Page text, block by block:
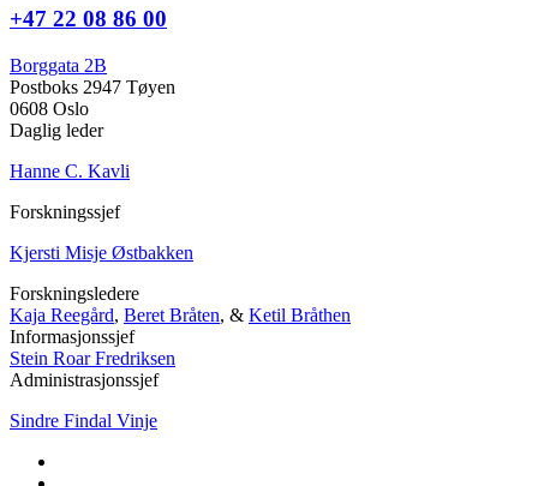
+47 22 08 86 00
Borggata 2B
Postboks 2947 Tøyen
0608 Oslo
Daglig leder
Hanne C. Kavli
Forskningssjef
Kjersti Misje Østbakken
Forskningsledere
Kaja Reegård, Beret Bråten, & Ketil Bråthen
Informasjonssjef
Stein Roar Fredriksen
Administrasjonssjef
Sindre Findal Vinje